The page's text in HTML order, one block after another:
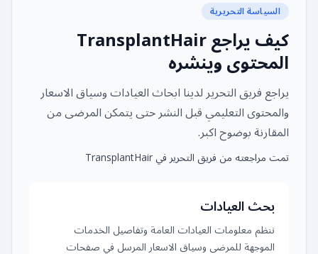
السياسة التحريرية
كيف يراجع TransplantHair
المحتوى وينشره
يراجع فريق التحرير لدينا ابحاث العيادات وسياق الاسعار
والمحتوى التعليمي قبل النشر حتى يتمكن المرضى من
المقارنة بوضوح اكبر.
تمت مراجعته من فريق التحرير في TransplantHair
بحث العيادات
ننظم معلومات العيادات العامة وتفاصيل الخدمات
الموجهة للمرضى وسياق الاسعار المرسل في صفحات